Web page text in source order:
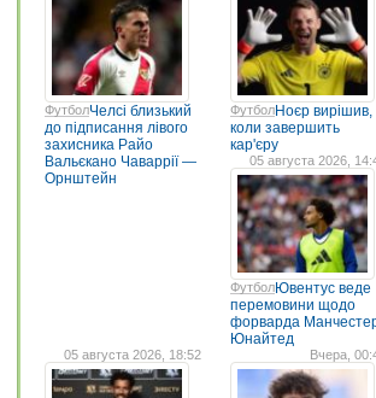
ФутболЧелсі близький
до підписання лівого
захисника Райо
Вальєкано Чаваррії —
Орнштейн
ФутболНоєр вирішив,
коли завершить
кар'єру
05 августа 2026,
ФутболЮвентус веде
перемовини щодо
форварда
Юнайтед
05 августа 2026, 18:52 Вчера,